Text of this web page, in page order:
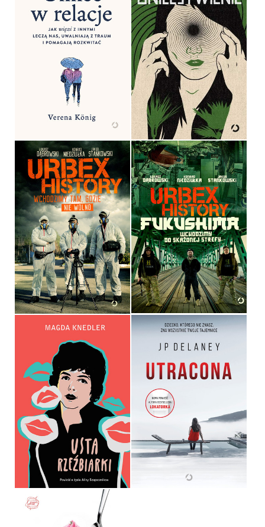
UMIEĆ W RELACJE. JAK
WIĘZI Z INNYMI LECZĄ
NAS, UWALNIAJĄ Z
TRAUM I POMAGAJĄ
VERENA KÖNIG
OPRAWA MIĘKKA
54,99 ZŁ
UNICESTWIENIE
JEFF VANDERMEER
OPRAWA MIĘKKA
36,90 ZŁ
URBEX HISTORY
ŁUKASZ DĄBROWSKI,
KONRAD NIEDZIUŁKA, JAKUB
STANKOWSKI
OPRAWA MIĘKKA ZE SKRZYDEŁKAMI
44,90 ZŁ
URBEX HISTORY.
FUKUSHIMA
ŁUKASZ DĄBROWSKI,
KONRAD NIEDZIUŁKA, JAKUB
STANKOWSKI
OPRAWA MIĘKKA ZE SKRZYDEŁKAMI
44,90 ZŁ
USTA RZEŹBIARKI
MAGDA KNEDLER
OPRAWA TWARDA
49,99 ZŁ
UTRACONA
JP DELANEY
OPRAWA MIĘKKA
49,99 ZŁ